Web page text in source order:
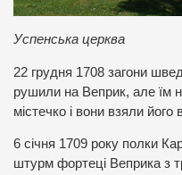
Успенська церква
22 грудня 1708 загони
рушили на Веприк, але їм
містечко і вони взяли його
6 січня 1709 року полки
штурм фортеці Веприка з